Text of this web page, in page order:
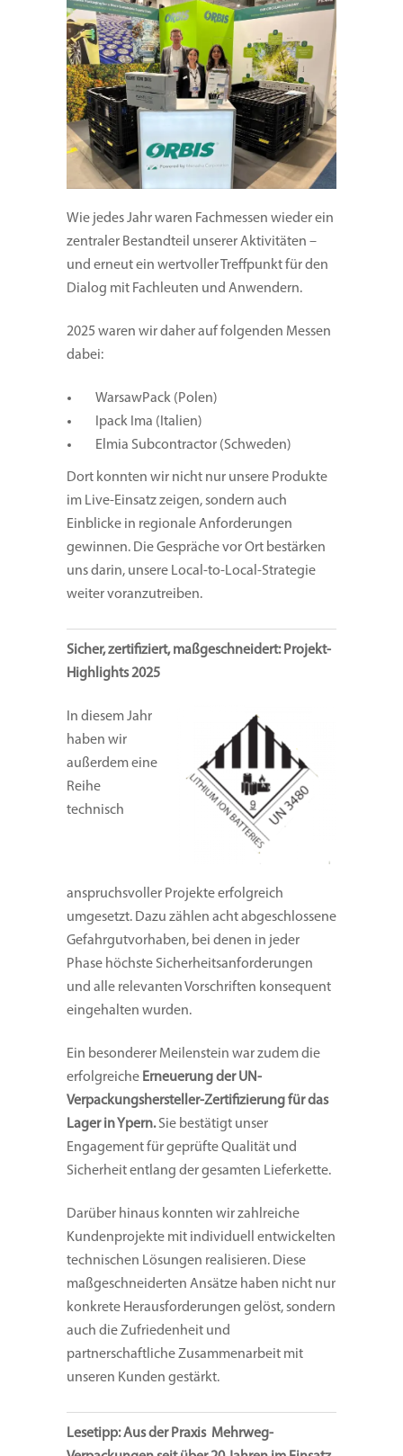
Wie jedes Jahr waren Fachmessen wieder ein
zentraler Bestandteil unserer Aktivitäten –
und erneut ein wertvoller Treffpunkt für den
Dialog mit Fachleuten und Anwendern.
2025 waren wir daher auf folgenden Messen
dabei:
WarsawPack (Polen)
Ipack Ima (Italien)
Elmia Subcontractor (Schweden)
Dort konnten wir nicht nur unsere Produkte
im Live-Einsatz zeigen, sondern auch
Einblicke in regionale Anforderungen
gewinnen. Die Gespräche vor Ort bestärken
uns darin, unsere Local-to-Local-Strategie
weiter voranzutreiben.
Sicher, zertifiziert, maßgeschneidert: Projekt-
Highlights 2025
In diesem Jahr
haben wir
außerdem eine
Reihe
technisch
anspruchsvoller Projekte erfolgreich
umgesetzt. Dazu zählen acht abgeschlossene
Gefahrgutvorhaben, bei denen in jeder
Phase höchste Sicherheitsanforderungen
und alle relevanten Vorschriften konsequent
eingehalten wurden.
Ein besonderer Meilenstein war zudem die
erfolgreiche Erneuerung der UN-
Verpackungshersteller-Zertifizierung für das
Lager in Ypern.Sie bestätigt unser
Engagement für geprüfte Qualität und
Sicherheit entlang der gesamten Lieferkette.
Darüber hinaus konnten wir zahlreiche
Kundenprojekte mit individuell entwickelten
technischen Lösungen realisieren. Diese
maßgeschneiderten Ansätze haben nicht nur
konkrete Herausforderungen gelöst, sondern
auch die Zufriedenheit und
partnerschaftliche Zusammenarbeit mit
unseren Kunden gestärkt.
Lesetipp: Aus der Praxis Mehrweg-